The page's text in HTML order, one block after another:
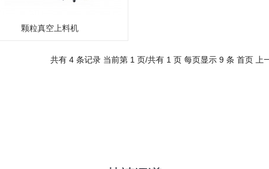
颗粒真空上料机
共有 4 条记录 当前第 1 页/共有 1 页 每页显示 9 条 首页 上